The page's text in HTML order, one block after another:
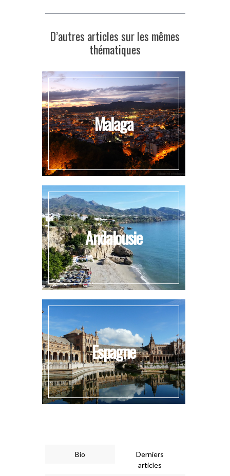
D’autres articles sur les mêmes
thématiques
Malaga
Andalousie
Espagne
Bio
Derniers
articles